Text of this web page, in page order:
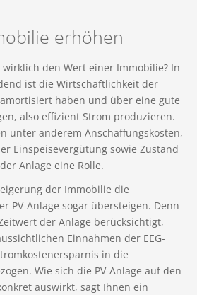
erhöhen
wirklich den Wert einer Immobilie? In
ist die Wirtschaftlichkeit der
haben und über eine gute
also effizient Strom produzieren.
unter anderem Anschaffungskosten,
Einspeisevergütung sowie Zustand
Anlage eine Rolle.
der Immobilie die
PV-Anlage sogar übersteigen. Denn
der Anlage berücksichtigt,
Einnahmen der EEG-
in die
Wie sich die PV-Anlage auf den
auswirkt, sagt Ihnen ein